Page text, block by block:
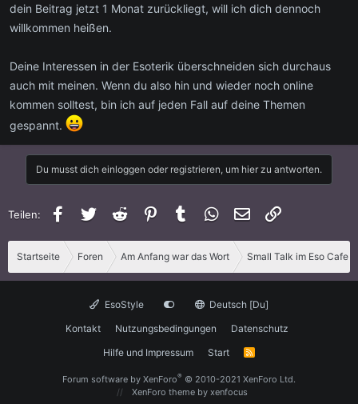
dein Beitrag jetzt 1 Monat zurückliegt, will ich dich dennoch
willkommen heißen.
Deine Interessen in der Esoterik überschneiden sich durchaus
auch mit meinen. Wenn du also hin und wieder noch online
kommen solltest, bin ich auf jeden Fall auf deine Themen
gespannt.
Du musst dich einloggen oder registrieren, um hier zu antworten.
Teilen: FacebookTwitter Reddit PinterestTumblr WhatsApp
E-Mail
Startseite Foren Am Anfang war das Wort Small Talk im Eso Cafe
EsoStyle
Deutsch [Du]
Kontakt
Nutzungsbedingungen
Datenschutz
Hilfe und Impressum
Start
R
Forum software by XenForo® © 2010-2021 XenForo Ltd.
XenForo theme by xenfocus